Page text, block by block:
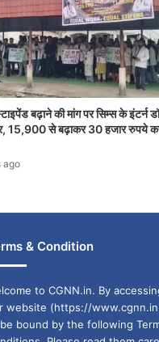
बढ़ाने की मांग पर सिम्स के इंटर्न
15,900 से बढ़ाकर 30 हजार रुपये
ago
& Condition
to CGNN.in. By
website (https://
bound by the following